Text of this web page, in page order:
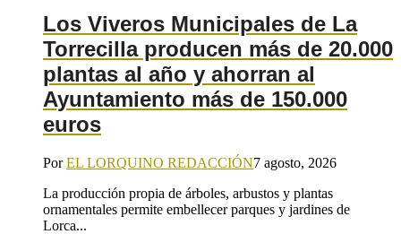
Los Viveros Municipales de La
Torrecilla producen más de 20.000
plantas al año y ahorran al
Ayuntamiento más de 150.000
euros
PorEL LORQUINO REDACCIÓN7 agosto, 2026
La producción propia de árboles, arbustos y plantas
ornamentales permite embellecer parques y jardines de
Lorca...